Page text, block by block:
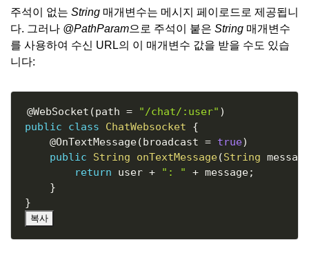
주석이 없는 String 매개변수는 메시지 페이로드로 제공됩니
다. 그러나 @PathParam으로 주석이 붙은 String 매개변수
를 사용하여 수신 URL의 이 매개변수 값을 받을 수도 있습
니다:
@WebSocket (path = "/chat/:user" )
public
class ChatWebsocket
{
@OnTextMessage(broadcast = true)
public
String onTextMessage(String
return user + ": " + message;
}
}
복사